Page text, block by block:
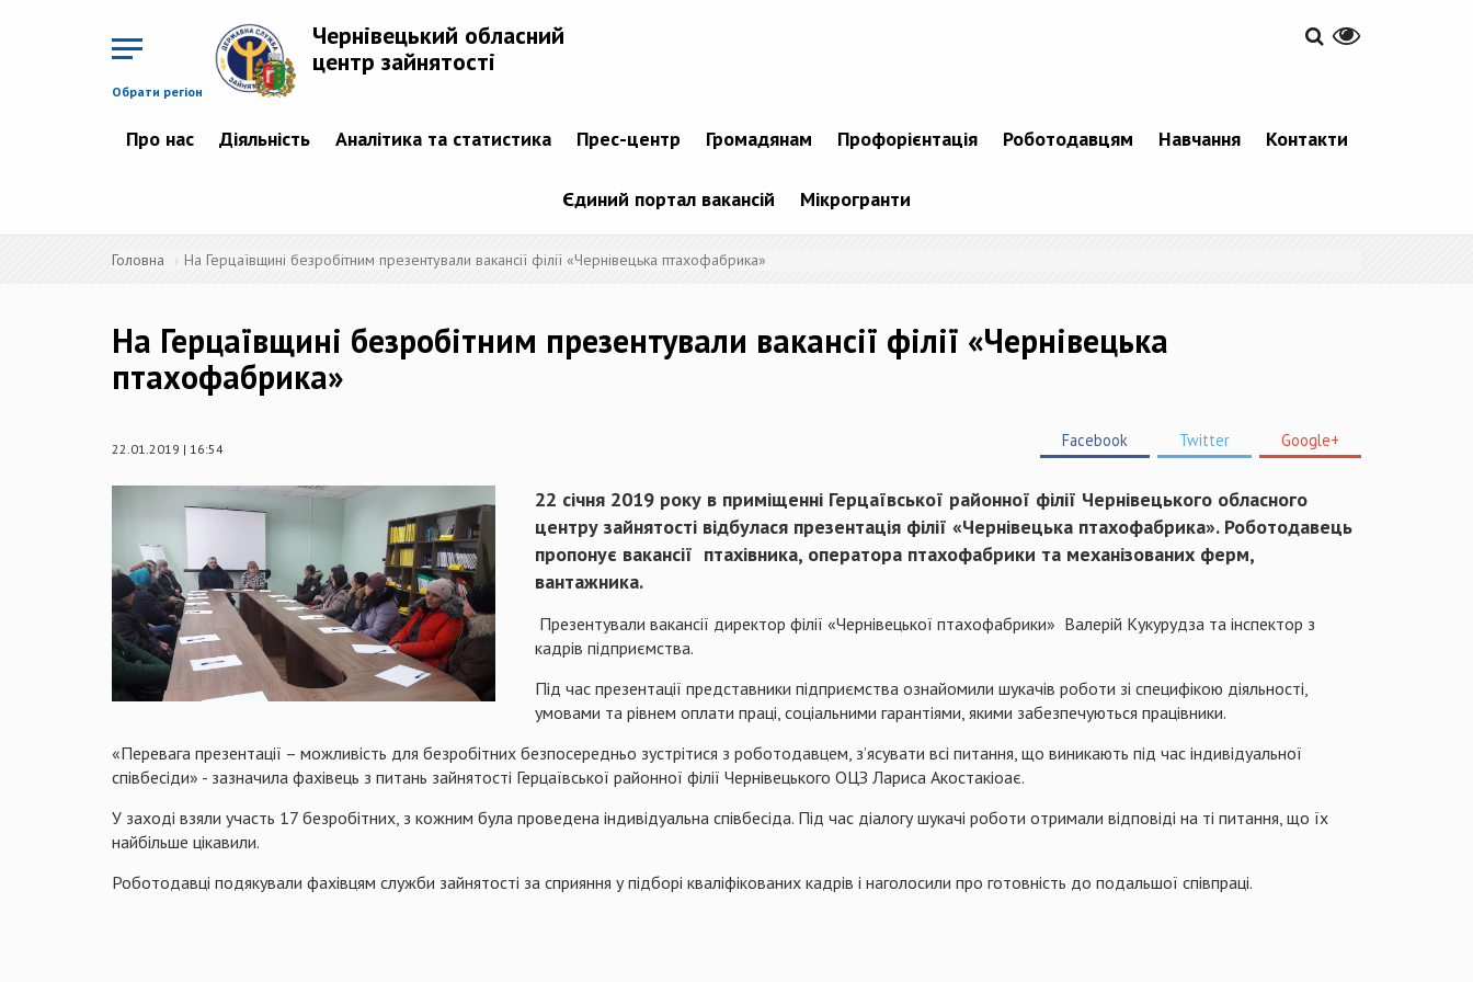
Обрати регіон
Чернівецький обласний
центр зайнятості
Про нас Діяльність Аналітика та статистика Прес-центр Громадянам Профорієнтація Роботодавцям Навчання Контакти
Єдиний портал вакансій Мікрогранти
Головна На Герцаївщині безробітним презентували вакансії філії «Чернівецька птахофабрика»
На Герцаївщині безробітним презентували вакансії філії «Чернівецька
птахофабрика»
22.01.2019 | 16:54 Facebook Twitter Google+
22 січня 2019 року в приміщенні Герцаївської районної філії Чернівецького обласного
центру зайнятості відбулася презентація філії «Чернівецька птахофабрика». Роботодавець
пропонує вакансії птахівника, оператора птахофабрики та механізованих ферм,
вантажника.
Презентували вакансії директор філії «Чернівецької птахофабрики» Валерій Кукурудза та інспектор з
кадрів підприємства.
Під час презентації представники підприємства ознайомили шукачів роботи зі специфікою діяльності,
умовами та рівнем оплати праці, соціальними гарантіями, якими забезпечуються працівники.
«Перевага презентації – можливість для безробітних безпосередньо зустрітися з роботодавцем, з’ясувати всі питання, що виникають під час індивідуальної
співбесіди» - зазначила фахівець з питань зайнятості Герцаївської районної філії Чернівецького ОЦЗ Лариса Акостакіоає.
У заході взяли участь 17 безробітних, з кожним була проведена індивідуальна співбесіда. Під час діалогу шукачі роботи отримали відповіді на ті питання, що їх
найбільше цікавили.
Роботодавці подякували фахівцям служби зайнятості за сприяння у підборі кваліфікованих кадрів і наголосили про готовність до подальшої співпраці.